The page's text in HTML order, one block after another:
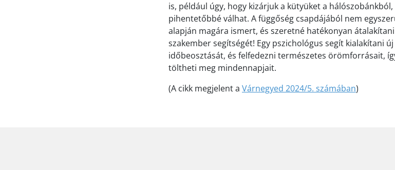
is, például úgy, hogy kizárjuk a kütyüket a
pihentetőbbé válhat. A függőség csapdájából nem
alapján magára ismert, és szeretné hatékonyan
szakember segítségét! Egy pszichológus segít kialakítani
időbeosztását, és felfedezni természetes örömforrásait,
töltheti meg mindennapjait.
(A cikk megjelent a Várnegyed 2024/5. számában)